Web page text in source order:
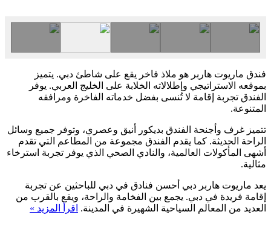
فندق ماريوت هاربر هو ملاذ فاخر يقع على شاطئ دبي. يتميز
بموقعه الاستراتيجي وإطلالاته الخلابة على الخليج العربي. يوفر
الفندق تجربة إقامة لا تُنسى بفضل خدماته الفاخرة ومرافقه
المتنوعة.
تتميز غرف وأجنحة الفندق بديكور أنيق وعصري، وتوفر جميع وسائل
الراحة الحديثة. كما يقدم الفندق مجموعة من المطاعم التي تقدم
أشهى المأكولات العالمية، والنادي الصحي الذي يوفر تجربة استرخاء
مثالية.
يعد ماريوت هاربر دبي أحسن فنادق في دبي للباحثين عن تجربة
إقامة فريدة في دبي. يجمع بين الفخامة والراحة، ويقع بالقرب من
العديد من المعالم السياحية الشهيرة في المدينة. اقرأ المزيد »